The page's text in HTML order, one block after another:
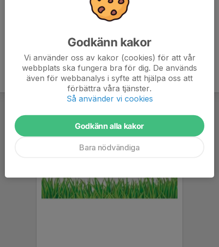
Godkänn kakor
Vi använder oss av kakor (cookies) för att vår
webbplats ska fungera bra för dig. De används
även för webbanalys i syfte att hjälpa oss att
förbättra våra tjänster.
Så använder vi cookies
Godkänn alla kakor
Bara nödvändiga